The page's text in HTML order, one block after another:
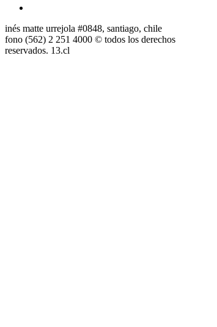
inés matte urrejola #0848, santiago, chile
fono (562) 2 251 4000 © todos los derechos
reservados. 13.cl